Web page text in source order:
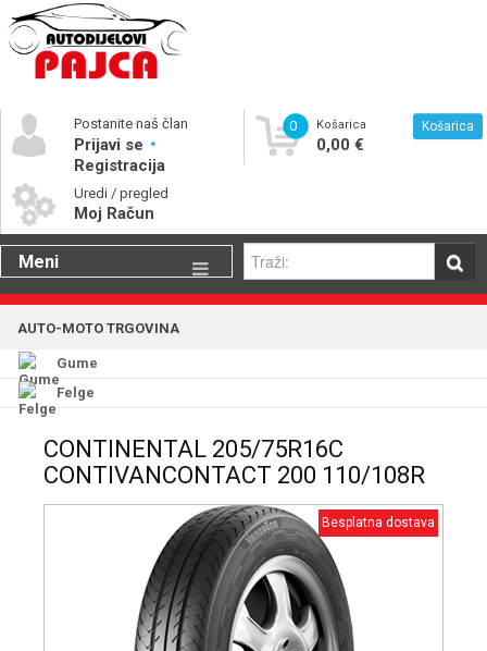
Postanite naš član
Prijavi se
Registracija
Uredi / pregled
Moj Račun
0 Košarica
0,00 €
Košarica
Meni
Gume
Katalog rezervnih dijelova
AUTO-MOTO TRGOVINA
Gume
Felge
CONTINENTAL 205/75R16C
CONTIVANCONTACT 200 110/108R
Besplatna dostava